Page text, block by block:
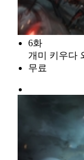
6화
개미 키우다
무료